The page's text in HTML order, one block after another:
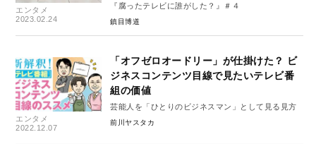
エンタメ
2023.02.24
『腐ったテレビに誰がした？』＃４
鎮目博道
エンタメ
2022.12.07
「オフゼロオードリー」が仕掛けた？ ビ
ジネスコンテンツ目線で見たいテレビ番
組の価値
芸能人を「ひとりのビジネスマン」として見る見方
前川ヤスタカ